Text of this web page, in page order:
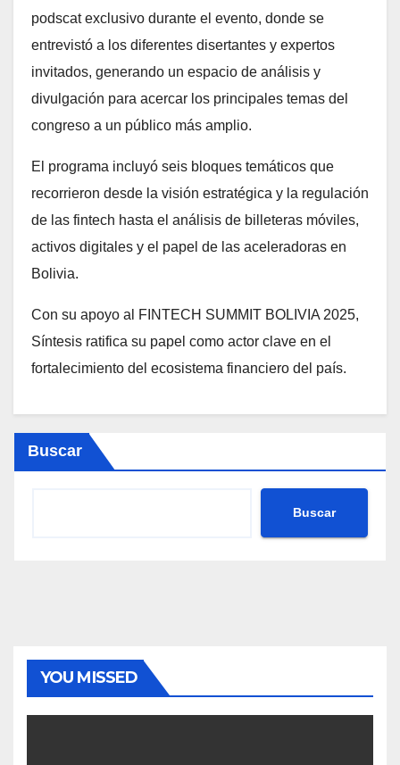
podscat exclusivo durante el evento, donde se
entrevistó a los diferentes disertantes y expertos
invitados, generando un espacio de análisis y
divulgación para acercar los principales temas del
congreso a un público más amplio.
El programa incluyó seis bloques temáticos que
recorrieron desde la visión estratégica y la regulación
de las fintech hasta el análisis de billeteras móviles,
activos digitales y el papel de las aceleradoras en
Bolivia.
Con su apoyo al FINTECH SUMMIT BOLIVIA 2025,
Síntesis ratifica su papel como actor clave en el
fortalecimiento del ecosistema financiero del país.
Buscar
Buscar
YOU MISSED